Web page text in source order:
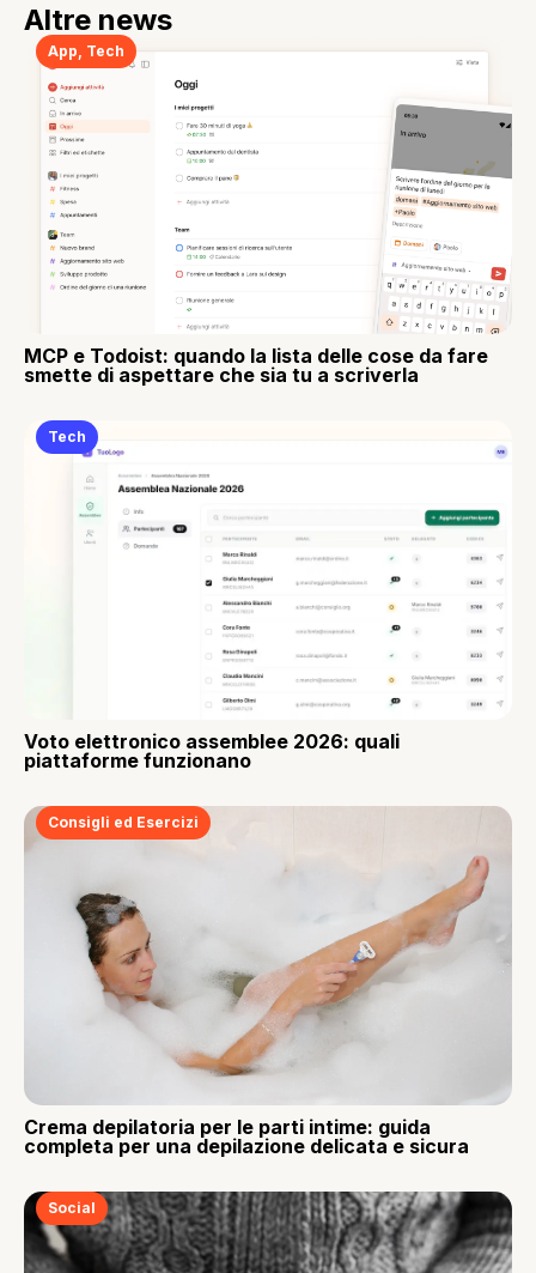
Altre news
App Tech
MCP e Todoist: quando la lista delle cose da fare
smette di aspettare che sia tu a scriverla
Tech
Voto elettronico assemblee 2026: quali
piattaforme funzionano
Consigli ed Esercizi
Crema depilatoria per le parti intime: guida
completa per una depilazione delicata e sicura
Social